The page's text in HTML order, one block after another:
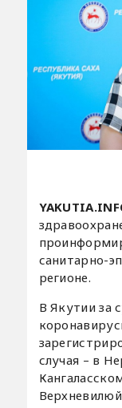
санитарно-
регионе.
В Якутии за
случая – в